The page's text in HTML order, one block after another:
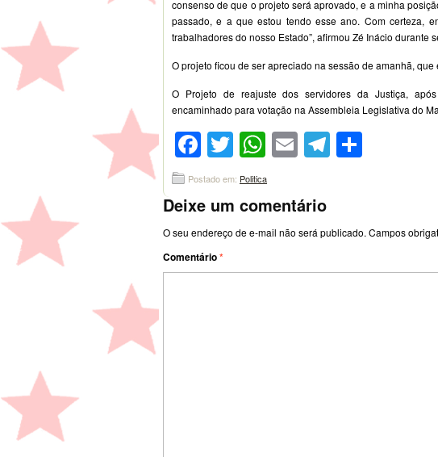
consenso de que o projeto será aprovado, e a minha
passado, e a que estou tendo esse ano. Com certeza,
trabalhadores do nosso Estado”, afirmou Zé Inácio durante
O projeto ficou de ser apreciado na sessão de amanhã,
O Projeto de reajuste dos servidores da Justiça,
encaminhado para votação na Assembleia Legislativa do
Facebook
Twitter
WhatsApp
EmailTelegram
Postado em: Politica
Deixe um comentário
O seu endereço de e-mail não será publicado. Campos
Comentário*